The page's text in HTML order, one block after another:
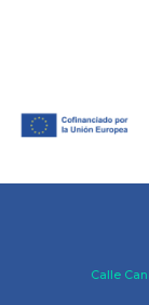
Calle